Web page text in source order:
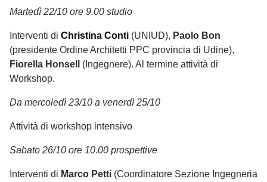
Martedì 22/10 ore 9.00 studio
Interventi di Christina Conti (UNIUD), Paolo Bon
(presidente Ordine Architetti PPC provincia di Udine),
Fiorella Honsell
(Ingegnere). Al termine attività di
Workshop.
Da mercoledì 23/10 a venerdì 25/10
Attività di workshop intensivo
Sabato 26/10 ore 10.00 prospettive
Interventi di Marco Petti (Coordinatore Sezione Ingegneria